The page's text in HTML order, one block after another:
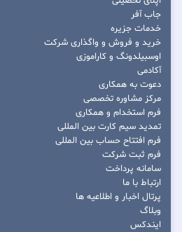
جاب آفر
خدمات جزیره
خرید و فروش و واگذاری شرکت
اوسبیلدونگ و کاراموزی
آکادمی
دعوت به همکاری
مرکز مشاوره تخصصی
فرم استخدام و همکاری
تمدید سیم کارت بین المللی
فرم افتتاح حساب بین المللی
فرم ثبت شرکت
سامانه پرداخت
ارتباط با ما
پرتال اخبار و اطلاعیه ها
وبلاگ
ایندکس